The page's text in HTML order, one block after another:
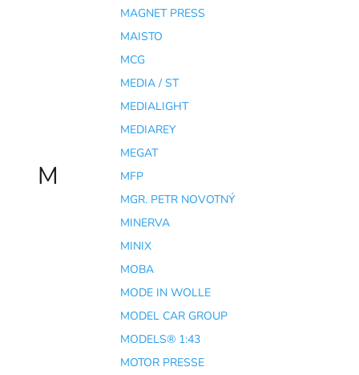
M
MAGNET PRESS
MAISTO
MCG
MEDIA / ST
MEDIALIGHT
MEDIAREY
MEGAT
MFP
MGR. PETR NOVOTNÝ
MINERVA
MINIX
MOBA
MODE IN WOLLE
MODEL CAR GROUP
MODELS® 1:43
MOTOR PRESSE